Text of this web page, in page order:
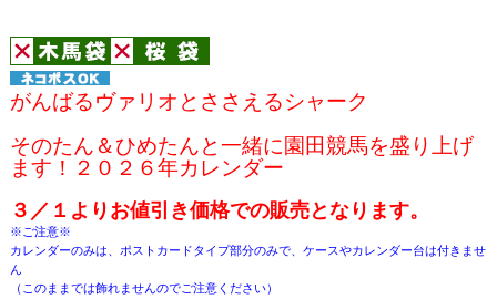
がんばるヴァリオとささえるシャーク
そのたん＆ひめたんと一緒に園田競馬を盛り上げ
ます！２０２６年カレンダー
３／１よりお値引き価格での販売となります。
※ご注意※
カレンダーのみは、ポストカードタイプ部分のみで、ケースやカレンダー台は付きませ
ん
（このままでは飾れませんのでご注意ください）